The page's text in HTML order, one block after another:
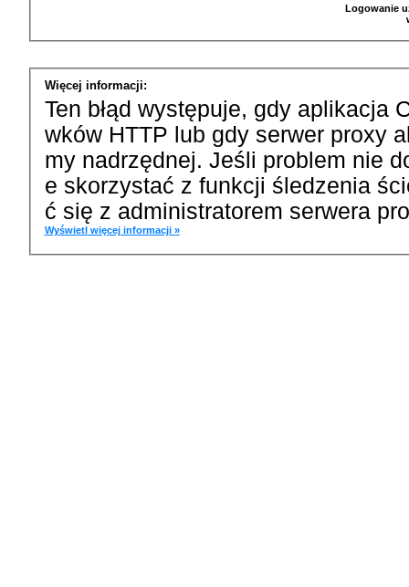
Logowanie
Więcej informacji:
Ten błąd występuje, gdy aplikacja
wków HTTP lub gdy serwer proxy
my nadrzędnej. Jeśli problem nie
e skorzystać z funkcji śledzenia
ć się z administratorem serwera
Wyświetl więcej informacji »